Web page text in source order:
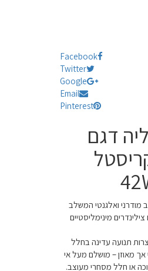
Facebook
Twitter
Google
Email
Pinterest
דגם
מודרני ואלגנטי המשלב
מינימליסטיים
תנועה עדינה בחלל
אך מאוזן – מושלם מעל אי
או חלל מסחרי מעוצב.